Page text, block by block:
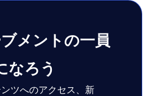
メントの一員
なろう
ツへのアクセス、新